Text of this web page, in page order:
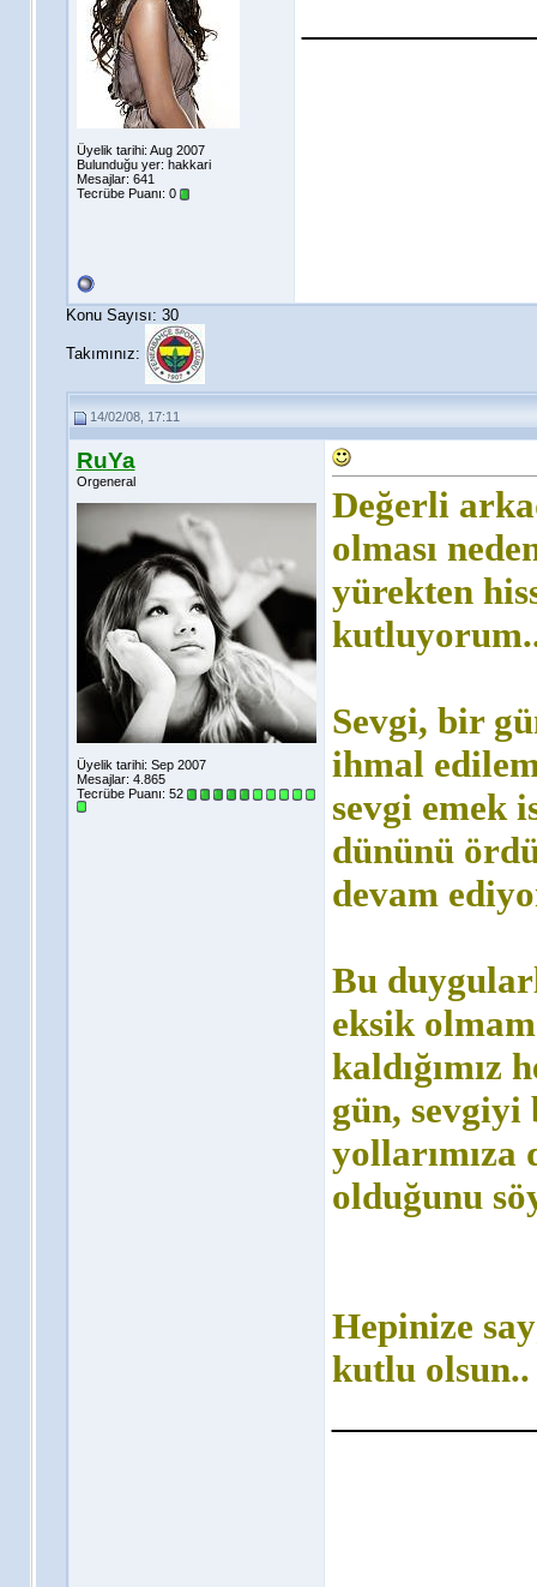
Üyelik tarihi: Aug 2007
Bulunduğu yer: hakkari
Mesajlar: 641
Tecrübe Puanı: 0
Konu Sayısı: 30
Takımınız:
14/02/08, 17:11
RuYa
Orgeneral
Üyelik tarihi: Sep 2007
Mesajlar: 4.865
Tecrübe Puanı: 52
Değerli
olması
yürekten
Sevgi, bir
ihmal
sevgi emek
dününü
devam
Bu
eksik
kaldığımız
gün,
yollarımıza
olduğunu
Hepinize
kutlu olsun..